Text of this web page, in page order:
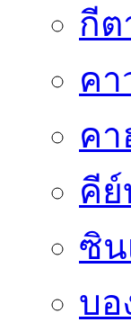
กีต
คา
คา
คีย์
ซิน
บอ